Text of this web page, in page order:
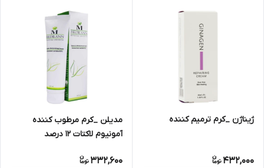
ژیناژن _کرم ترمیم کننده
432,000
مدیلن _کرم مرطوب کننده
آمونیوم لاکتات 12 درصد
332,600